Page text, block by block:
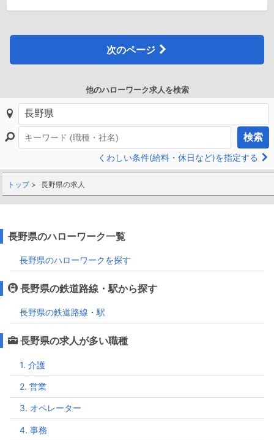
次のページ
他のハローワーク求人を検索
検索
くわしい条件(給料・休日など)を指定する
トップ 長野県の求人
長野県のハローワーク一覧
長野県のハローワークを探す
長野県の鉄道路線・駅から探す
長野県の鉄道路線・駅
長野県の求人が多い職種
1. 介護
2. 営業
3. オペレーター
4. 事務